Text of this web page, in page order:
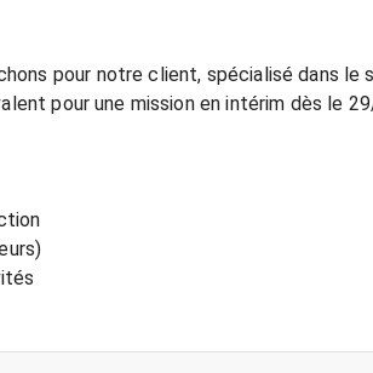
pour notre client, spécialisé dans le
pour une mission en intérim dès le